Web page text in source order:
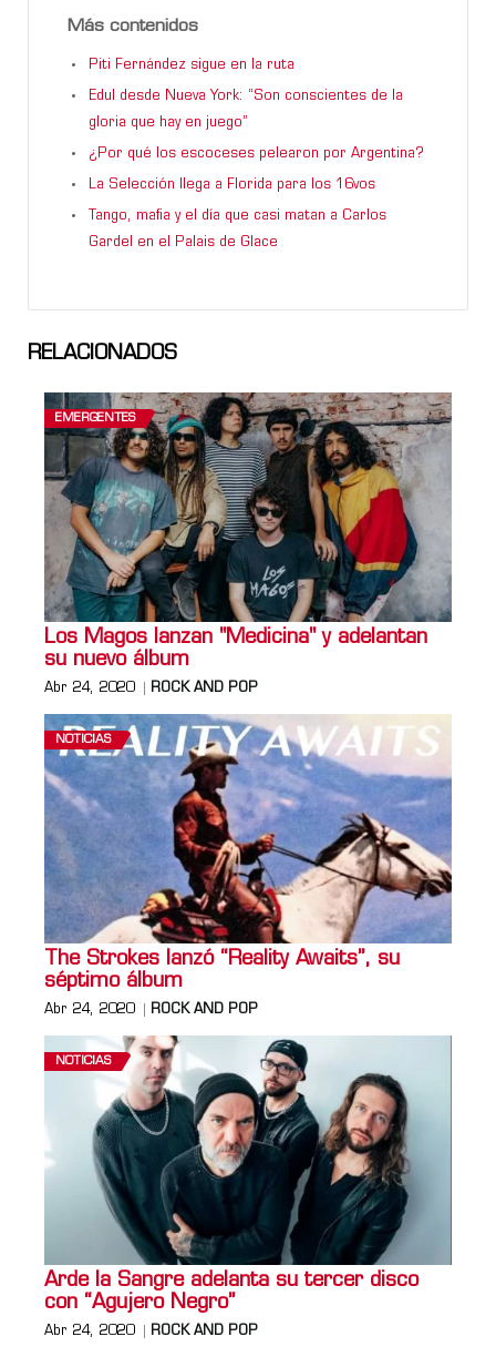
Más contenidos
Piti Fernández sigue en la ruta
Edul desde Nueva York: “Son conscientes de la
gloria que hay en juego”
¿Por qué los escoceses pelearon por Argentina?
La Selección llega a Florida para los 16vos
Tango, mafia y el día que casi matan a Carlos
Gardel en el Palais de Glace
RELACIONADOS
EMERGENTES
Los Magos lanzan "Medicina" y adelantan
su nuevo álbum
Abr 24, 2020 ROCK AND POP
NOTICIAS
The Strokes lanzó “Reality Awaits”, su
séptimo álbum
Abr 24, 2020 ROCK AND POP
NOTICIAS
Arde la Sangre adelanta su tercer disco
con “Agujero Negro”
Abr 24, 2020 ROCK AND POP